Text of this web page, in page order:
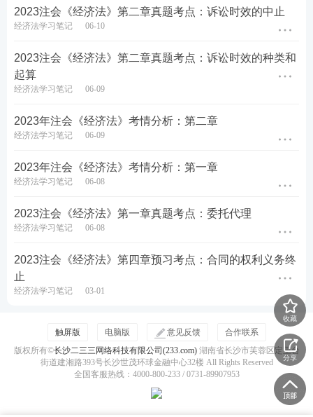
4、建设用地使用权自登记时设立。建设用地使用权转
更登记。建设用地使用权消灭的，出让人应当及时办
理注销登记。
5、建设占用土地，涉及农用地转为建设用地的，应当
办理农用地转用审批手续。
(1)永久基本农田转为建设用地的，由国务院批准。
土地利用总体规划确定的城市和村庄、集镇建设用地
规定由原批准土地利用总体规划的机关或者其授权的
机关批准。在已批准的农用地转用范围内，具体建设
项目用地可以由市、县人民政府批准。②在土地利用
总体规划确定的城市和村庄、集镇建设用地规模范围
外，将永久基本农田以外的农用地转为建设用地的，
由国务院或者国务院授权的省、自治区、直辖市人民
2023注会《经济法》第二章真题考点：诉讼时效的中止
经济法学习笔记 06-10
2023注会《经济法》第二章真题考点：诉讼时效的种类和
起算
经济法学习笔记 06-09
2023年注会《经济法》考情分析：第二章
经济法学习笔记 06-09
2023年注会《经济法》考情分析：第一章
经济法学习笔记 06-08
2023注会《经济法》第一章真题考点：委托代理
经济法学习笔记 06-08
2023注会《经济法》第四章预习考点：合同的权利义务终
止
经济法学习笔记 03-01
收藏
分享
触屏版 电脑版 意见反馈
合作联系
版权所有©长沙二三三网络科技有限公司(233.com)湖南省长沙市芙蓉区定王台
街道建湘路393号长沙世茂环球金融中心32楼 All Rights Reserved
全国客服热线：4000-800-233 / 0731-89907953